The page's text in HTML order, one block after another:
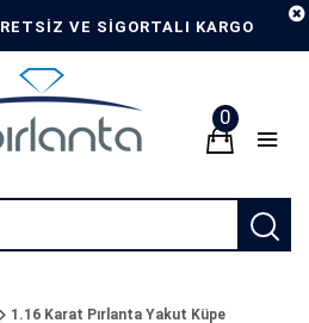
VE SİGORTALI KARGO
0
1.16 Karat Pırlanta Yakut Küpe